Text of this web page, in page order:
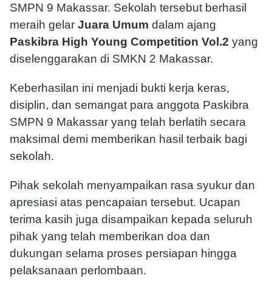
SMPN 9 Makassar. Sekolah tersebut berhasil
meraih gelar Juara Umum dalam ajang
Paskibra High Young Competition Vol.2 yang
diselenggarakan di SMKN 2 Makassar.
Keberhasilan ini menjadi bukti kerja keras,
disiplin, dan semangat para anggota Paskibra
SMPN 9 Makassar yang telah berlatih secara
maksimal demi memberikan hasil terbaik bagi
sekolah.
Pihak sekolah menyampaikan rasa syukur dan
apresiasi atas pencapaian tersebut. Ucapan
terima kasih juga disampaikan kepada seluruh
pihak yang telah memberikan doa dan
dukungan selama proses persiapan hingga
pelaksanaan perlombaan.